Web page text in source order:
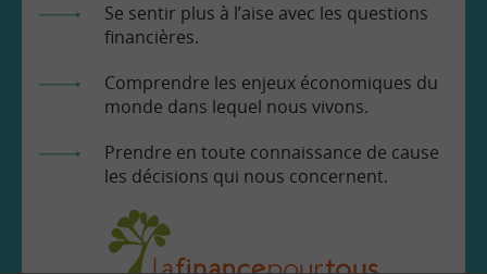
Se sentir plus à l’aise avec les questions
financières.
Comprendre les enjeux économiques du
monde dans lequel nous vivons.
Prendre en toute connaissance de cause
les décisions qui nous concernent.